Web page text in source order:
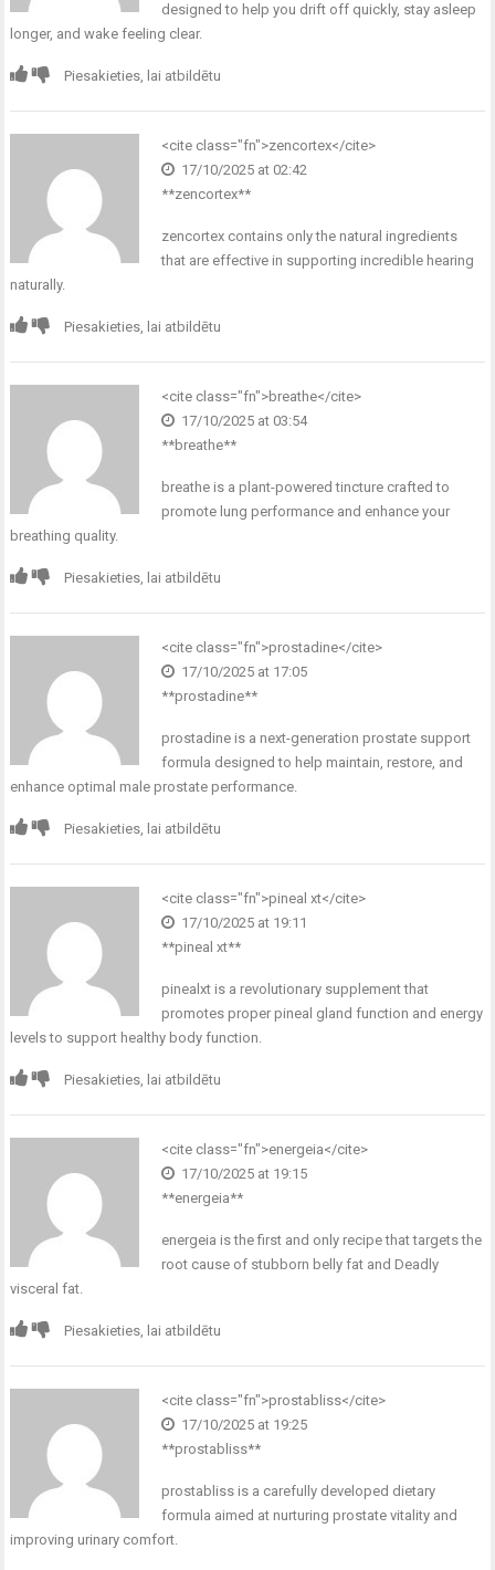
designed to help you drift off quickly, stay asleep
longer, and wake feeling clear.
Piesakieties, lai atbildētu
<cite class="fn">zencortex</cite>
17/10/2025 at 02:42
** zencortex**
zencortex contains only the natural ingredients
that are effective in supporting incredible hearing
naturally.
Piesakieties, lai atbildētu
<cite class="fn">breathe</cite>
17/10/2025 at 03:54
** breathe**
breathe is a plant-powered tincture crafted to
promote lung performance and enhance your
breathing quality.
Piesakieties, lai atbildētu
<cite class="fn">prostadine</cite>
17/10/2025 at 17:05
**prostadine**
prostadine is a next-generation prostate support
formula designed to help maintain, restore, and
enhance optimal male prostate performance.
Piesakieties, lai atbildētu
<cite class="fn">pineal xt</cite>
17/10/2025 at 19:11
**pineal xt**
pinealxt is a revolutionary supplement that
promotes proper pineal gland function and energy
levels to support healthy body function.
Piesakieties, lai atbildētu
<cite class="fn">energeia</cite>
17/10/2025 at 19:15
**energeia**
energeia is the first and only recipe that targets the
root cause of stubborn belly fat and Deadly
visceral fat.
Piesakieties, lai atbildētu
<cite class="fn">prostabliss</cite>
17/10/2025 at 19:25
**prostabliss**
prostabliss is a carefully developed dietary
formula aimed at nurturing prostate vitality and
improving urinary comfort.